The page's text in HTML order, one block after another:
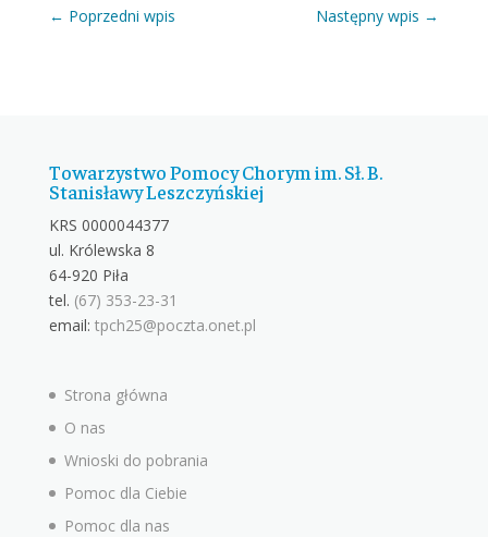
← Poprzedni wpis Następny wpis →
Towarzystwo Pomocy Chorym im. Sł. B.
Stanisławy Leszczyńskiej
KRS 0000044377
ul. Królewska 8
64-920 Piła
tel. (67) 353-23-31
email: tpch25@poczta.onet.pl
Strona główna
O nas
Wnioski do pobrania
Pomoc dla Ciebie
Pomoc dla nas